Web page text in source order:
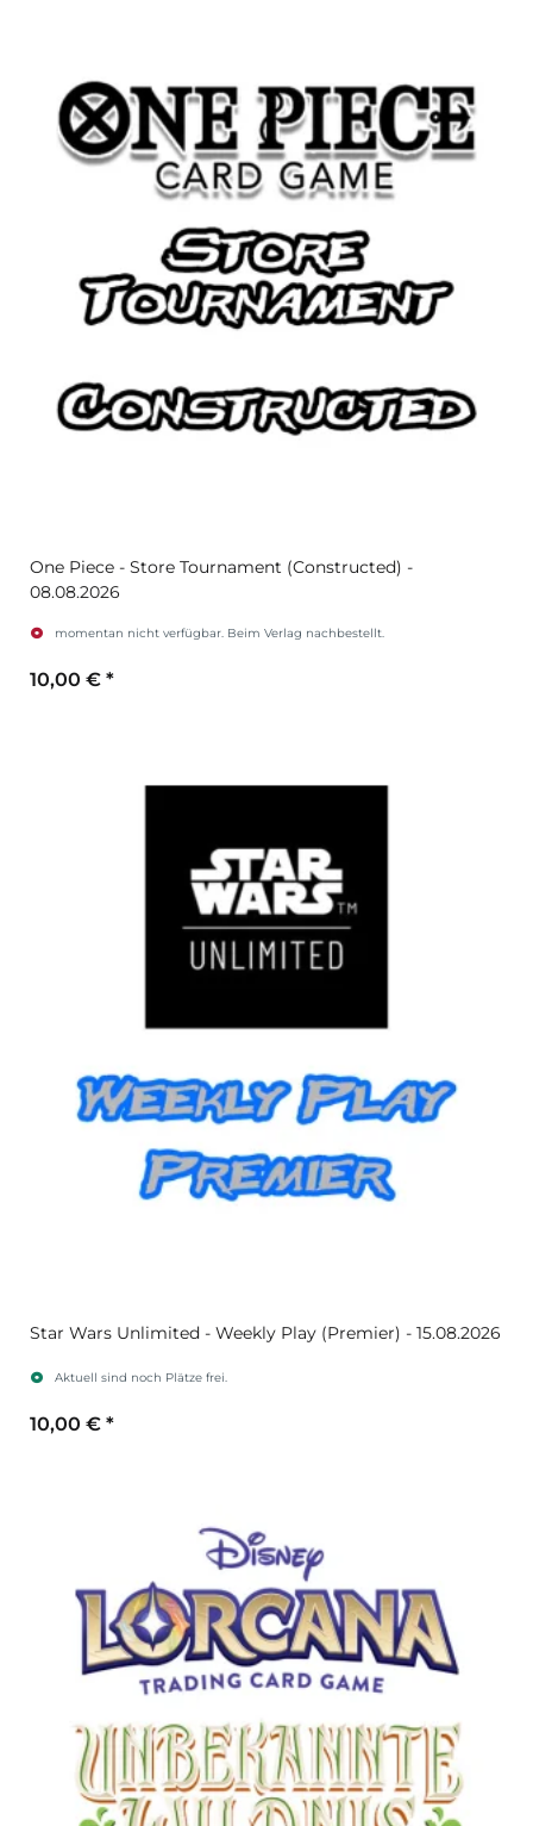
One Piece - Store Tournament (Constructed) -
08.08.2026
momentan nicht verfügbar. Beim Verlag nachbestellt.
10,00 € *
Star Wars Unlimited - Weekly Play (Premier) - 15.08.2026
Aktuell sind noch Plätze frei.
10,00 € *